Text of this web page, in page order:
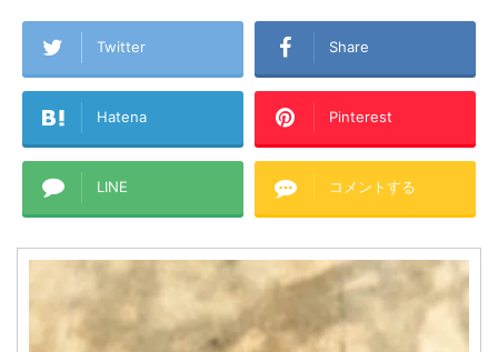
Twitter Share
Hatena Pinterest
LINE コメントする